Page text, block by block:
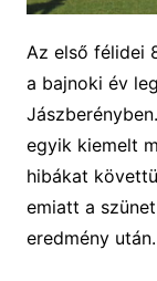
Az első félidei
a bajnoki év
egyik kiemelt
hibákat
emiatt a
eredmény után.